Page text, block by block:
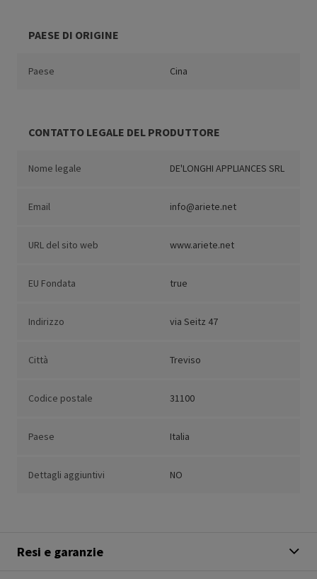
PAESE DI ORIGINE
Paese Cina
CONTATTO LEGALE DEL PRODUTTORE
Nome legale DE'LONGHI APPLIANCES SRL
Email info@ariete.net
URL del sito web www.ariete.net
EU Fondata true
Indirizzo via Seitz 47
Città Treviso
Codice postale 31100
Paese Italia
Dettagli aggiuntivi NO
Resi e garanzie